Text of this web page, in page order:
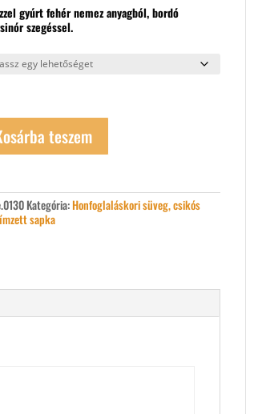
gyúrt fehér nemez anyagból, bordó
szegéssel.
teszem
Kategória:Honfoglaláskori süveg, csikós
sapka